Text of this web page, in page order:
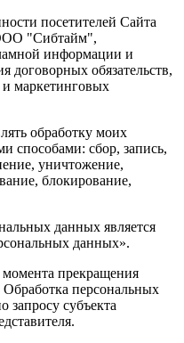
посетителей Сайта
"Сибтайм",
информации и
договорных обязательств,
маркетинговых
обработку моих
способами: сбор, запись,
уничтожение,
блокирование,
данных является
данных».
момента прекращения
персональных
субъекта